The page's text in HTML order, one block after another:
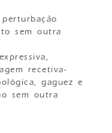
sem outra
recetiva-
gaguez e
sem outra